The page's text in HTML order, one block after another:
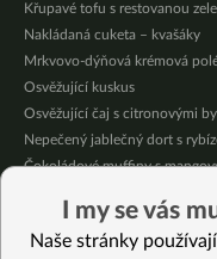
Křupavé tofu s restovanou
Nakládaná cuketa – kvašáky
Mrkvovo-dýňová krémová
Osvěžující kuskus
Osvěžující čaj s citronovými
Nepečený jablečný dort s
Čokoládové muffiny s
Krémová zeleninová polévka
Celozrnná rýže basmati se
I my se vás
Naše stránky